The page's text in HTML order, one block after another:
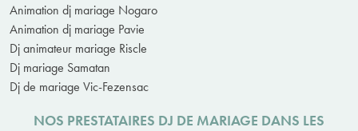
Animation dj mariage Nogaro
Animation dj mariage Pavie
Dj animateur mariage Riscle
Dj mariage Samatan
Dj de mariage Vic-Fezensac
NOS PRESTATAIRES DJ DE MARIAGE DANS LES